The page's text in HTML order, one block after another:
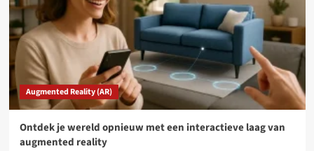
Augmented Reality (AR)
Ontdek je wereld opnieuw met een interactieve laag van
augmented reality